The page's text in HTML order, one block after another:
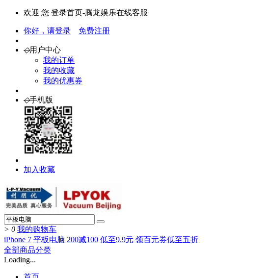
欢迎 您 登录首页-腾龙娱乐在线客服
你好，请登录 免费注册
◇用户中心
我的订单
我的收藏
我的优惠券
◇手机版
加入收藏
> 0 我的购物车
iPhone 7 平板电脑 200减100 低至9.9元 领百元券低至五折
全部商品分类
Loading...